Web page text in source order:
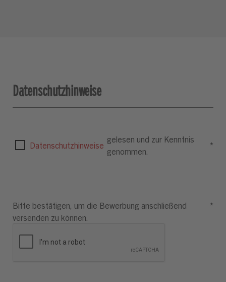
Datenschutzhinweise
Datenschutzhinweise
gelesen und zur Kenntnis
genommen.
*
Bitte bestätigen, um die Bewerbung anschließend
versenden zu können.
*